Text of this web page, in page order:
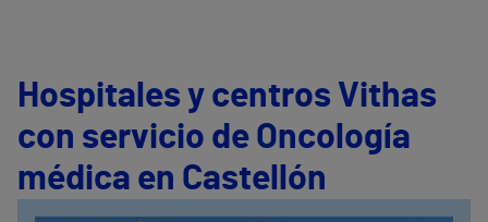
Hospitales y centros Vithas
con servicio de Oncología
médica en Castellón